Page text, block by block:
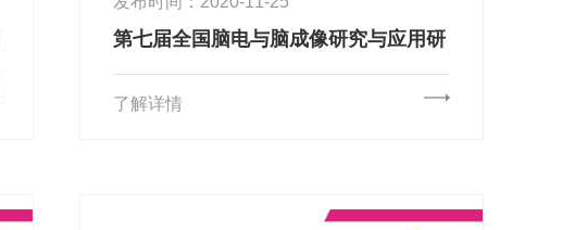
第七届全国脑电与脑成像研究与应用研
了解详情